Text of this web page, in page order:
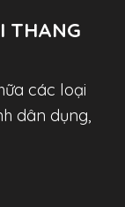
THANG
các loại
dân dụng,